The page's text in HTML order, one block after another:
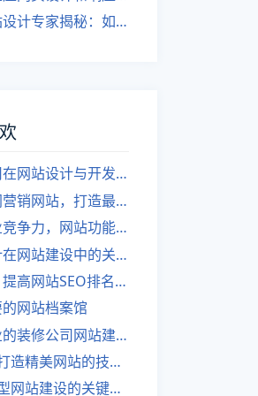
深圳网站设计专家揭秘：如何实现自适应网页设计
哪家公司在网站设计与开发方面既专业又价格合理？
操作全网营销网站，打造最佳全网营销运营策略
提高企业竞争力，网站功能性设计建设
简洁设计在网站建设中的关键作用
关键词：提高网站SEO排名必不可少的要素。
网站档案馆
打造专业的装修公司网站建设，提升品牌价值。
8个让你打造精美网站的技巧！
8个营销型网站建设的关键要素